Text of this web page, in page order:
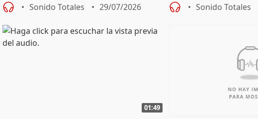
Sonido Totales 29/07/2026 Sonido Totales
01:49